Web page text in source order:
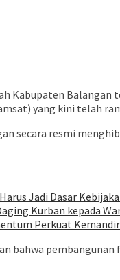
Kabupaten
yang kini telah
secara resmi
Jadi Dasar
Kurban kepada
Perkuat
bahwa